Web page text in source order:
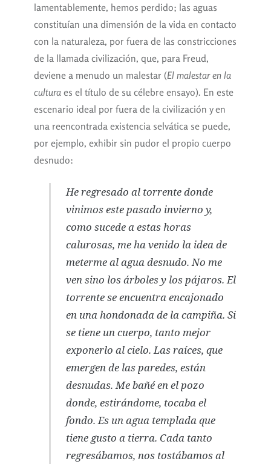
lamentablemente, hemos perdido; las aguas
constituían una dimensión de la vida en contacto
con la naturaleza, por fuera de las constricciones
de la llamada civilización, que, para Freud,
deviene a menudo un malestar (El malestar en la
cultura es el título de su célebre ensayo). En este
escenario ideal por fuera de la civilización y en
una reencontrada existencia selvática se puede,
por ejemplo, exhibir sin pudor el propio cuerpo
desnudo:
He regresado al torrente donde
vinimos este pasado invierno y,
como sucede a estas horas
calurosas, me ha venido la idea de
meterme al agua desnudo. No me
ven sino los árboles y los pájaros. El
torrente se encuentra encajonado
en una hondonada de la campiña. Si
se tiene un cuerpo, tanto mejor
exponerlo al cielo. Las raíces, que
emergen de las paredes, están
desnudas. Me bañé en el pozo
donde, estirándome, tocaba el
fondo. Es un agua templada que
tiene gusto a tierra. Cada tanto
regresábamos, nos tostábamos al